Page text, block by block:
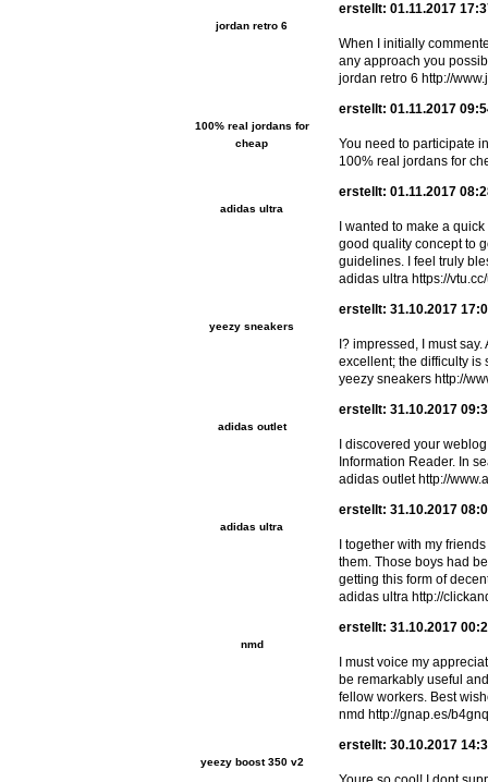
jordan retro 6
erstellt: 01.11.2017
When I initially
any approach you
jordan retro 6 http://
100% real jordans for
cheap
erstellt: 01.11.2017
You need to participate
100% real jordans for
adidas ultra
erstellt: 01.11.2017
I wanted to make a
good quality concept to
guidelines. I feel truly
adidas ultra https://
yeezy sneakers
erstellt: 31.10.2017
I? impressed, I must
excellent; the difficulty is
yeezy sneakers http://
adidas outlet
erstellt: 31.10.2017
I discovered your
Information Reader. In
adidas outlet http://
adidas ultra
erstellt: 31.10.2017
I together with my
them. Those boys had
getting this form of
adidas ultra http://
nmd
erstellt: 31.10.2017
I must voice my
be remarkably useful
fellow workers. Best
nmd http://gnap.es/b4gnq
yeezy boost 350 v2
erstellt: 30.10.2017